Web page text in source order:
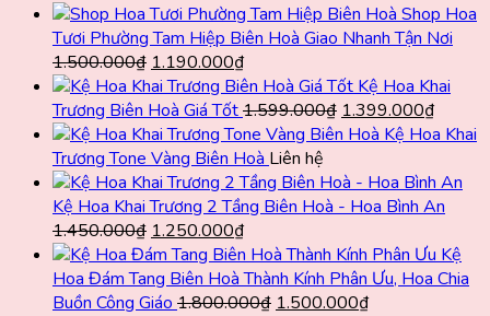
Shop Hoa
Tươi Phường Tam Hiệp Biên Hoà Giao Nhanh Tận Nơi
1.500.000₫ Giá
gốc
là:
1.500.000₫.
1.190.000₫Giá
hiện
tại
là:
1.190.000₫.
Kệ Hoa Khai
Trương Biên Hoà Giá Tốt1.599.000₫ Giá
gốc
1.599.000₫.
1.399.000₫Giá
hiện
là:
Kệ Hoa Khai
Trương Tone Vàng Biên Hoà Liên hệ
Kệ Hoa Khai Trương 2 Tầng Biên Hoà - Hoa Bình An
1.450.000₫ Giá
gốc
là:
1.450.000₫.
1.250.000₫Giá
hiện
tại
là:
Kệ
Hoa Đám Tang Biên Hoà Thành Kính Phân Ưu, Hoa Chia
Buồn Công Giáo 1.800.000₫ Giá
1.500.000₫Giá